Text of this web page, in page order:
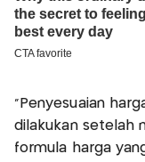
“Penyesuaian
dilakukan setelah
formula harga